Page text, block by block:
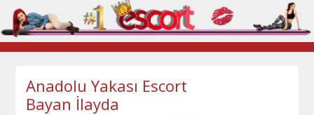
Anadolu Yakası Escort
Bayan İlayda